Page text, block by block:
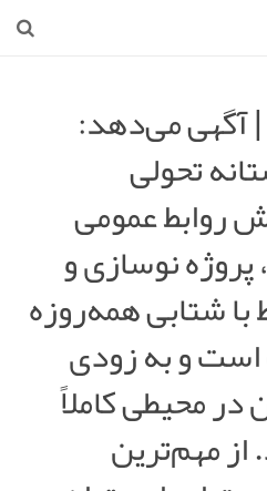
آگهی می‌دهد:
تحولی
روابط عمومی
نوسازی و
با شتابی همه‌روزه
و به زودی
در محیطی کاملاً
مهم‌ترین